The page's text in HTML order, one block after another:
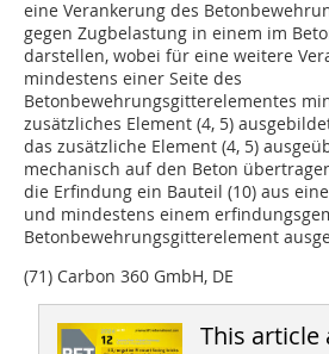
eine Verankerung des
gegen Zugbelastung in einem im
darstellen, wobei für eine weitere
mindestens einer Seite des
Betonbewehrungsgitterelementes
zusätzliches Element (4, 5)
das zusätzliche Element (4, 5)
mechanisch auf den Beton
die Erfindung ein Bauteil (10) aus
und mindestens einem
Betonbewehrungsgitterelement
(71) Carbon 360 GmbH, DE
This article